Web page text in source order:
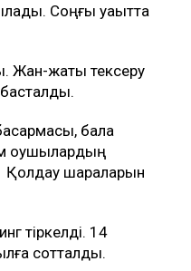
Соңғы уақытта
Жан-жақты тексеру
бала
оқушылардың
Қолдау шараларын
тіркелді. 14
сотталды.